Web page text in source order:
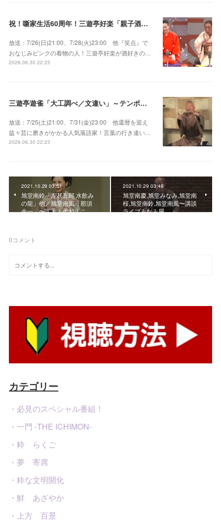
祝！噺家生活60周年！三遊亭好楽「親子酒」錦笑亭満堂「桜ん坊」～満堂フェス2026
放送：7/26(日)21:00、7/28(火)23:00 他『笑点』で
おなじみピンクの着物の人！三遊亭好楽が酒好きの…
2026.06.30 22:25
三遊亭遊雀「大工調べ／文違い」～テンポよくたたみかける語り口で人気・実力とも屈指！
放送：7/25(土)21:00、7/31(金)23:00 他還暦を迎え
益々芸に磨きがかかる人気落語家！言葉の行き違い…
2026.06.30 22:23
2021.10.29 03:51
旭堂南鈴「左甚五郎 水飲み
の龍」他／旭堂南風「那須
余一」〜冗舌！柔和！こ…
2021.10.29 03:48
旭堂南慶,旭堂みなみ,旭堂南
桜,旭堂南鈴,旭堂南風〜講談
ライブみなみ屋
0コメント
カテゴリー
・必見のスペシャル番組！
・一門 -THE ICHIMON-
・粋 らくご
・夢 寄席
・粋な文明開化
・鮮 あざやか
・上方 百景